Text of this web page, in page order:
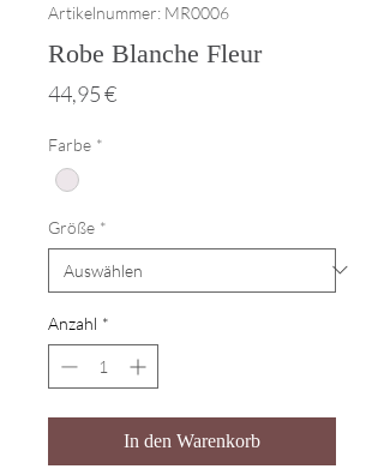
Artikelnummer: MR0006
Robe Blanche Fleur
44,95 €Preis
Farbe *
Größe *
Anzahl *
In den Warenkorb